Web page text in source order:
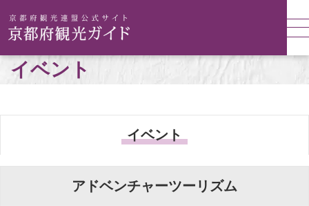
イベント
イベント
アドベンチャーツーリズム